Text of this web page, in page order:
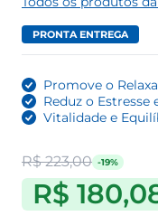
PRONTA ENTREGA
Promove o
Reduz o Estresse
Vitalidade e
R$ 223,00 -19%
R$